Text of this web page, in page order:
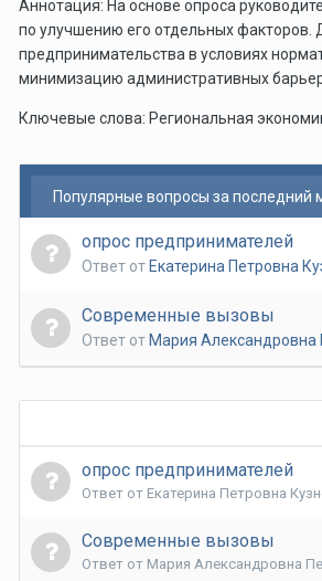
Аннотация: На основе опроса
по улучшению его отдельных факторов.
предпринимательства в условиях
минимизацию административных
Ключевые слова: Региональная
Популярные вопросы за последний
опрос предпринимателей
Ответ от Екатерина Петровна
Современные вызовы
Ответ от Мария Александровна
опрос предпринимателей
Ответ от Екатерина Петровна
Современные вызовы
Ответ от Мария Александровна